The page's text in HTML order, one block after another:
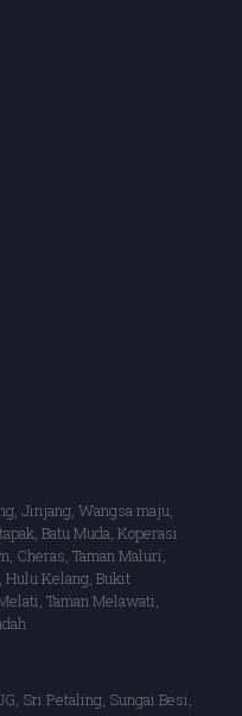
Jinjang, Wangsa maju,
Batu Muda, Koperasi
Cheras, Taman Maluri,
Hulu Kelang, Bukit
Taman Melawati,
Sri Petaling, Sungai Besi,